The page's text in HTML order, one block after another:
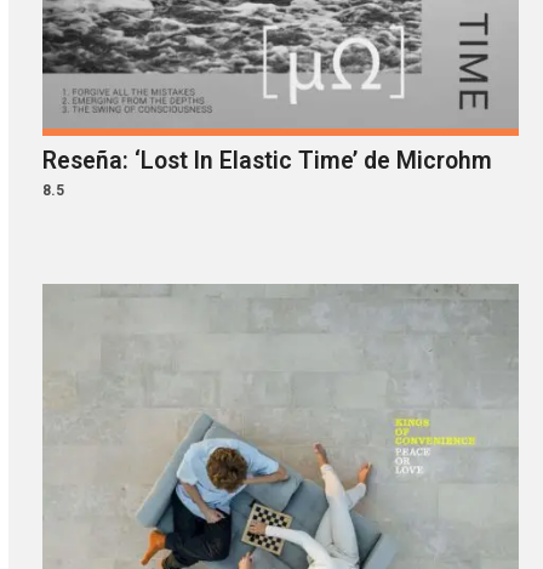
Reseña: ‘Lost In Elastic Time’ de Microhm
8.5